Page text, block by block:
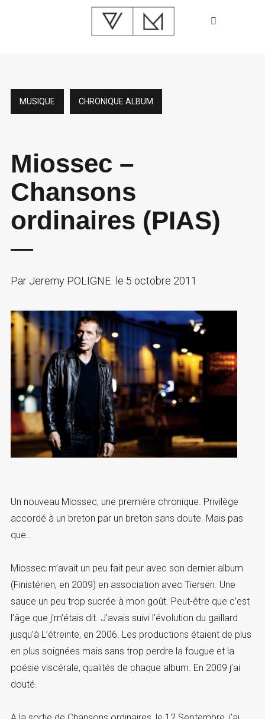
MUSIQUE CHRONIQUE ALBUM
Miossec –
Chansons
ordinaires (PIAS)
ParJeremy POLIGNE le 5 octobre 2011
Un nouveau Miossec, une première chronique. Privilège
accordé à un breton par un breton sans doute. Mais pas
que…
Miossec m’avait un peu fait peur avec son dernier album
(Finistérien, en 2009) en association avec Tiersen. Une
sauce un peu trop sucrée à mon goût. Peut-être que c’est
l’âge que j’m’étais dit. J’avais suivi l’évolution du gaillard
jusqu’à L’étreinte, en 2006. Les productions étaient de plus
en plus soignées mais sans trop perdre la fougue et la
poésie viscérale, qualités de chaque album. En 2009 j’ai
douté.